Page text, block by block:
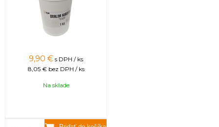
9,90 € s DPH / ks
8,05 € bez DPH / ks
Na sklade